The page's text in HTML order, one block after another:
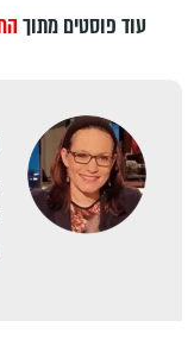
עוד פוסטים מתוך